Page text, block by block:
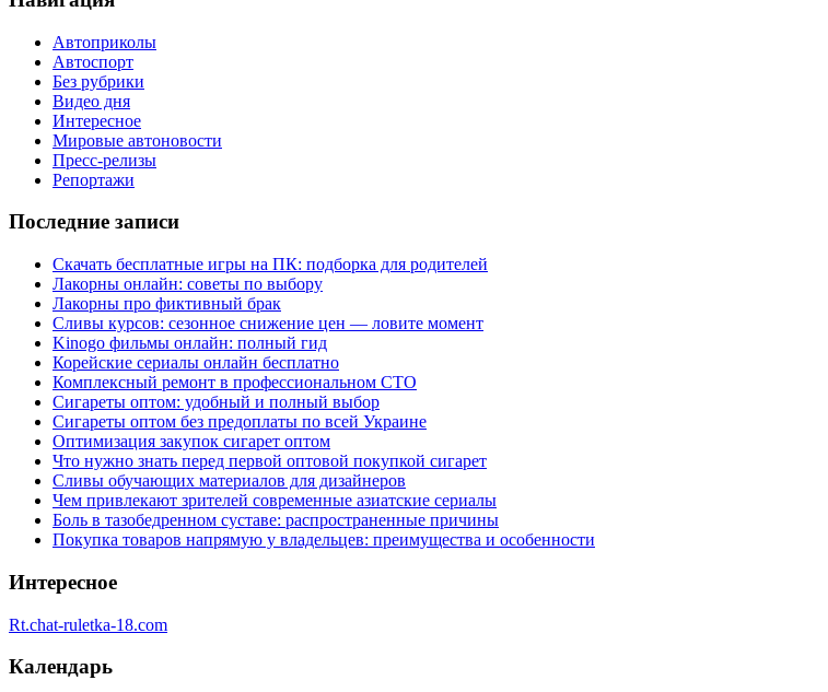
Автоприколы
Автоспорт
Без рубрики
Видео дня
Интересное
Мировые автоновости
Пресс-релизы
Репортажи
Последние записи
Скачать бесплатные игры на ПК: подборка для родителей
Лакорны онлайн: советы по выбору
Лакорны про фиктивный брак
Сливы курсов: сезонное снижение цен — ловите момент
Kinogo фильмы онлайн: полный гид
Корейские сериалы онлайн бесплатно
Комплексный ремонт в профессиональном СТО
Сигареты оптом: удобный и полный выбор
Сигареты оптом без предоплаты по всей Украине
Оптимизация закупок сигарет оптом
Что нужно знать перед первой оптовой покупкой сигарет
Сливы обучающих материалов для дизайнеров
Чем привлекают зрителей современные азиатские сериалы
Боль в тазобедренном суставе: распространенные причины
Покупка товаров напрямую у владельцев: преимущества и особенности
Интересное
Rt.chat-ruletka-18.com
Календарь